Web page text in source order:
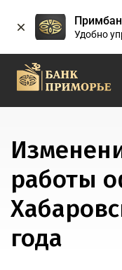
Удобно
работы
года